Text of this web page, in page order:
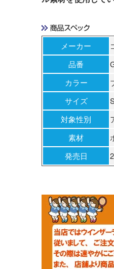
メーカー
品番
カラー
サイズ
対象性別
素材
発売日